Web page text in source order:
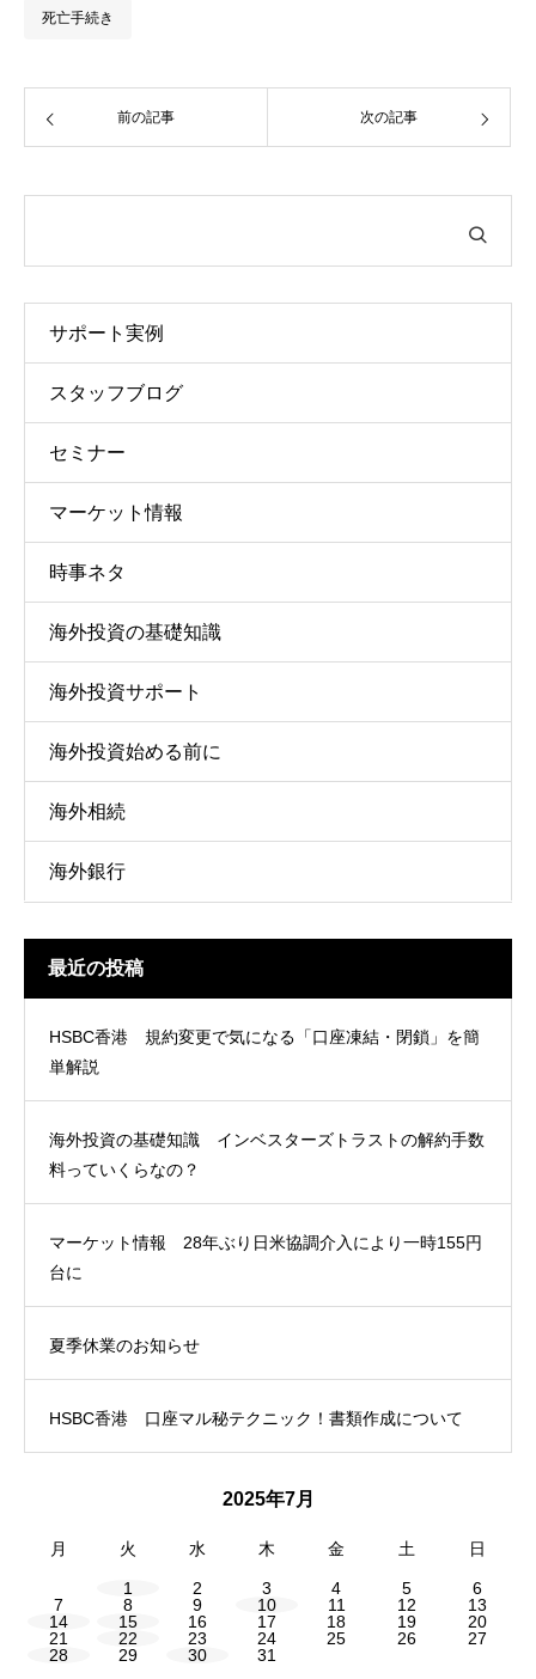
死亡手続き
前の記事 次の記事
サポート実例
スタッフブログ
セミナー
マーケット情報
時事ネタ
海外投資の基礎知識
海外投資サポート
海外投資始める前に
海外相続
海外銀行
最近の投稿
HSBC香港 規約変更で気になる「口座凍結・閉鎖」を簡
単解説
海外投資の基礎知識 インベスターズトラストの解約手数
料っていくらなの？
マーケット情報 28年ぶり日米協調介入により一時155円
台に
夏季休業のお知らせ
HSBC香港 口座マル秘テクニック！書類作成について
2025年7月
月 火 水 木 金 土 日
1 2 3 4 5
6
7
8 9 10 11 12
13
14
15 16 17 18 19
20
21
22 23 24 25 26
27
28
29 30 31